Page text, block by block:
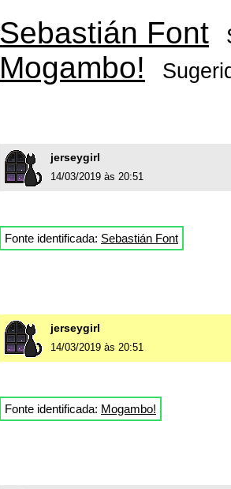
Sebastián Font
Mogambo!
jerseygirl
14/03/2019 às 20:51
Fonte identificada: Sebastián Font
jerseygirl
14/03/2019 às 20:51
Fonte identificada: Mogambo!